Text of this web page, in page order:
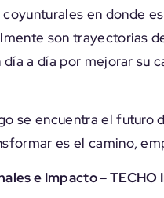
en donde
son trayectorias
a día por mejorar su
se encuentra el futuro
es el camino,
e Impacto –